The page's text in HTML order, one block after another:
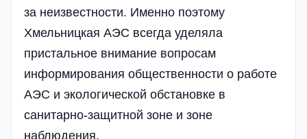
за неизвестности. Именно поэтому
Хмельницкая АЭС всегда уделяла
пристальное внимание вопросам
информирования общественности о работе
АЭС и экологической обстановке в
санитарно-защитной зоне и зоне
наблюдения.